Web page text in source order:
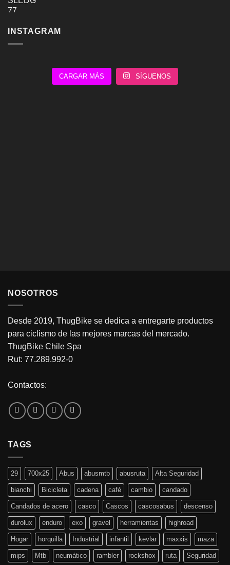
INSTAGRAM
CARGAR MÁS SÍGUENOS
NOSOTROS
Desde 2019, ThugBike se dedica a entregarte productos
para ciclismo de las mejores marcas del mercado.
ThugBike Chile Spa
Rut: 77.289.992-0
Contactos:
TAGS
29 700x25 Abus abusmtb abusruta Alta Seguridad
bianchi Bicicleta cadena café cambio candado
Candados de acero casco Cascos cascosabus descenso
durolux enduro exo gravel herramientas highroad
Hogar horquilla Industrial infantil kevlar maxxis maza
mips Mtb neumático rambler rockshox ruta Seguridad